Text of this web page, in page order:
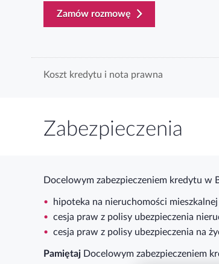
template.externalLink.desc
Zamów rozmowę
Koszt kredytu i nota prawna
Zabezpieczenia
Docelowym zabezpieczeniem kredytu w
hipoteka na nieruchomości
cesja praw z polisy ubezpieczenia
cesja praw z polisy ubezpieczenia na
Pamiętaj Docelowym zabezpieczeniem